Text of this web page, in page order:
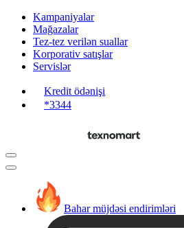
Kampaniyalar
Mağazalar
Tez-tez verilən suallar
Korporativ satışlar
Servislər
Kredit ödənişi
*3344
Bahar müjdəsi endirimləri